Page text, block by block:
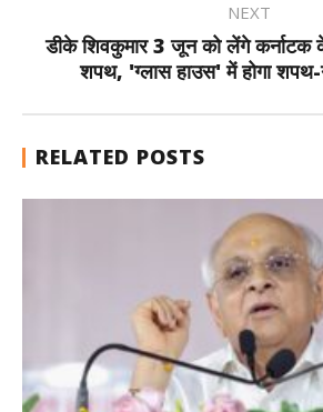
NEXT
डीके शिवकुमार 3 जून को लेंगे कर्नाटक
शपथ, 'ग्लास हाउस' में होगा शपथ-
RELATED POSTS